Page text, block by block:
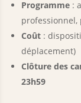
Programme :
professionnel,
Coût :
déplacement)
Clôture des
23h59